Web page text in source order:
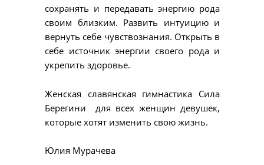
сохранять и передавать энергию рода
своим близким. Развить интуицию и
вернуть себе чувствознания. Открыть в
себе источник энергии своего рода и
укрепить здоровье.
Женская славянская гимнастика Сила
Берегини для всех женщин девушек,
которые хотят изменить свою жизнь.
Юлия Мурачева